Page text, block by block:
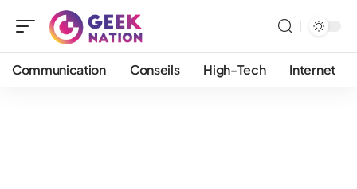
Communication Conseils High-Tech Internet